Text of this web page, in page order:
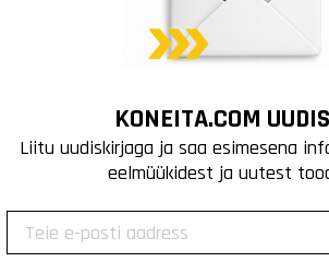
KONEITA.COM
Liitu uudiskirjaga ja saa esimesena
eelmüükidest ja uutest